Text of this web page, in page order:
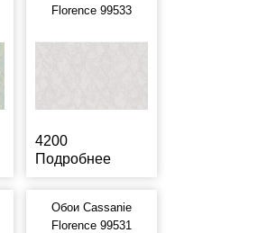
Florence 99533
4200
Подробнее
Обои Cassanie
Florence 99531